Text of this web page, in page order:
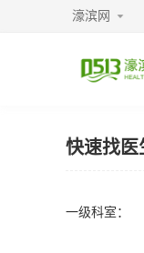
濠滨网
快速找医
一级科室：